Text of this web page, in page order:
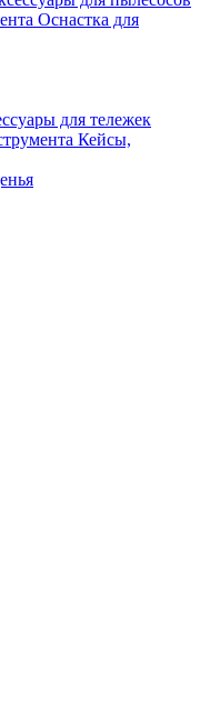
Оснастка для
для тележек
Кейсы,